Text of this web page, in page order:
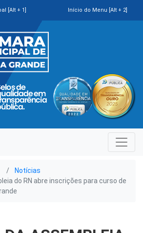
[Alt + 1] Início do Menu [Alt + 2]
Notícias
do RN abre inscrições para curso de